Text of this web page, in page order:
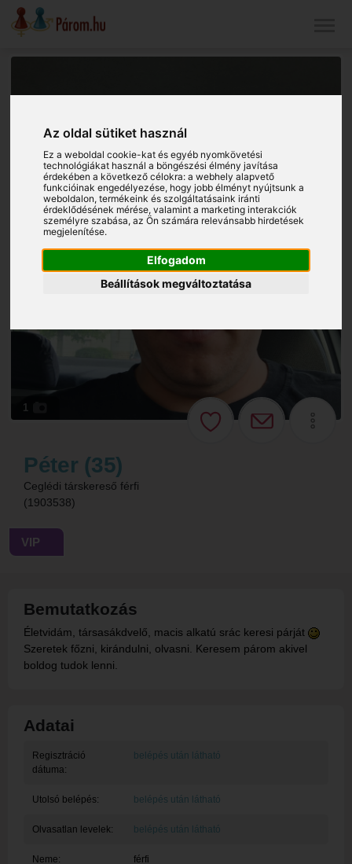
Az oldal sütiket használ
Ez a weboldal cookie-kat és egyéb nyomkövetési
technológiákat használ a böngészési élmény javítása
érdekében a következő célokra:a webhely alapvető
funkcióinak engedélyezése, hogy jobb élményt nyújtsunk a
weboldalon,termékeink és szolgáltatásaink iránti
érdeklődésének mérése, valamint a marketing interakciók
személyre szabása,az Ön számára relevánsabb hirdetések
megjelenítése.
Elfogadom
Beállítások megváltoztatása
1
Péter (35)
Ceglédi társkereső férfi
(1903538)
VIP
Bemutatkozás
Életvidám, társasákdvelő, macis alkatú srác keresi párját
Szeretek főzni, kirándulni, olvasni. Keresem párom akivel
boldog tudok lenni.
Adatai
Regisztráció
dátuma:
belépés után látható
Utolsó belépés: belépés után látható
Olvasatlan levelek: belépés után látható
Neme: férfi